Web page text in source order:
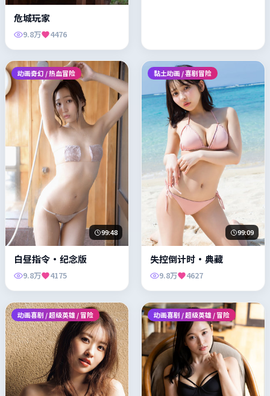
危城玩家
9.8万 4476
动画奇幻 / 热血冒险
99:48
白昼指令·纪念版
9.8万 4175
黏土动画 / 喜剧冒险
99:09
失控倒计时·典藏
9.8万 4627
动画喜剧 / 超级英雄 / 冒险 动画喜剧 / 超级英雄 / 冒险